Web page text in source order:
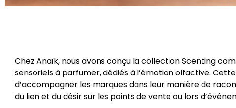
Chez Anaïk, nous avons conçu la collection Scenting
sensoriels à parfumer, dédiés à l’émotion olfactive.
d’accompagner les marques dans leur manière de
du lien et du désir sur les points de vente ou lors